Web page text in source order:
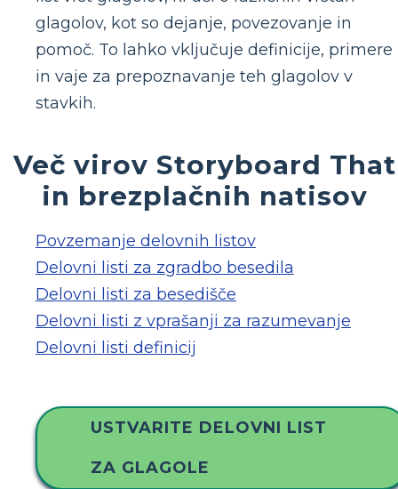
glagolov, kot so dejanje, povezovanje in
pomoč. To lahko vključuje definicije, primere
in vaje za prepoznavanje teh glagolov v
stavkih.
Več virov Storyboard That
in brezplačnih natisov
Povzemanje delovnih listov
Delovni listi za zgradbo besedila
Delovni listi za besedišče
Delovni listi z vprašanji za razumevanje
Delovni listi definicij
USTVARITE DELOVNI LIST
ZA GLAGOLE